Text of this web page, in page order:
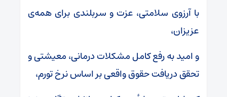
با آرزوی سلامتی، عزت و سربلندی برای همه‌ی
عزیزان،
و امید به رفع کامل مشکلات درمانی، معیشتی و
تحقق دریافت حقوق واقعی بر اساس نرخ تورم،